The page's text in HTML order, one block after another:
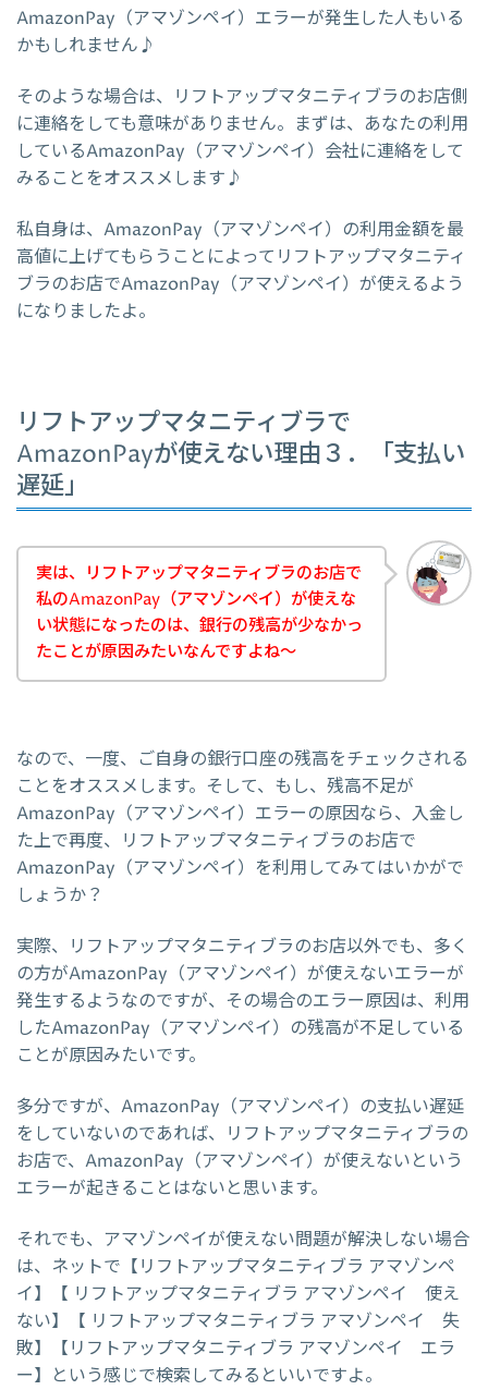
AmazonPay（アマゾンペイ）エラーが発生した人もいる
かもしれません♪
そのような場合は、リフトアップマタニティブラのお店側
に連絡をしても意味がありません。まずは、あなたの利用
しているAmazonPay（アマゾンペイ）会社に連絡をして
みることをオススメします♪
私自身は、AmazonPay（アマゾンペイ）の利用金額を最
高値に上げてもらうことによってリフトアップマタニティ
ブラのお店でAmazonPay（アマゾンペイ）が使えるよう
になりましたよ。
リフトアップマタニティブラで
AmazonPayが使えない理由３．「支払い
遅延」
実は、リフトアップマタニティブラのお店で
私のAmazonPay（アマゾンペイ）が使えな
い状態になったのは、銀行の残高が少なかっ
たことが原因みたいなんですよね～
なので、一度、ご自身の銀行口座の残高をチェックされる
ことをオススメします。そして、もし、残高不足が
AmazonPay（アマゾンペイ）エラーの原因なら、入金し
た上で再度、リフトアップマタニティブラのお店で
AmazonPay（アマゾンペイ）を利用してみてはいかがで
しょうか？
実際、リフトアップマタニティブラのお店以外でも、多く
の方がAmazonPay（アマゾンペイ）が使えないエラーが
発生するようなのですが、その場合のエラー原因は、利用
したAmazonPay（アマゾンペイ）の残高が不足している
ことが原因みたいです。
多分ですが、AmazonPay（アマゾンペイ）の支払い遅延
をしていないのであれば、リフトアップマタニティブラの
お店で、AmazonPay（アマゾンペイ）が使えないという
エラーが起きることはないと思います。
それでも、アマゾンペイが使えない問題が解決しない場合
は、ネットで【リフトアップマタニティブラ アマゾンペ
イ】【 リフトアップマタニティブラ アマゾンペイ 使え
ない】【 リフトアップマタニティブラ アマゾンペイ 失
敗】【リフトアップマタニティブラ アマゾンペイ エラ
ー】という感じで検索してみるといいですよ。